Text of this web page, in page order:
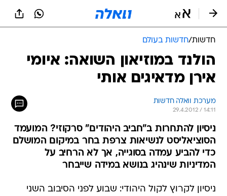
חדשות/חדשות בעולם
הולנד במוזיאון השואה: איומי
אירן מדאיגים אותי
מערכת וואלה חדשות
29.4.2012 / 14:11
ניסיון להתחרות ב"חביב היהודים" סרקוזי? המועמד
הסוציאליסט לנשיאות צרפת בחר במיקום המושלם
כדי להביע עמדה בסוגייה, אך לא הרחיב על
המדיניות שינהיג בנושא במידה שייבחר
ניסיון לקרוץ לקול היהודי: שבוע לפני הסיבוב השני